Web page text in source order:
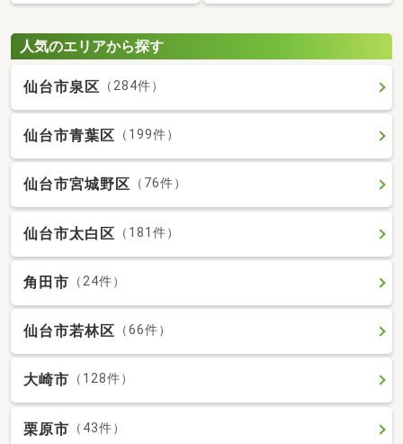
人気のエリアから探す
仙台市泉区 （284件）
仙台市青葉区 （199件）
仙台市宮城野区 （76件）
仙台市太白区 （181件）
角田市 （24件）
仙台市若林区 （66件）
大崎市 （128件）
栗原市 （43件）